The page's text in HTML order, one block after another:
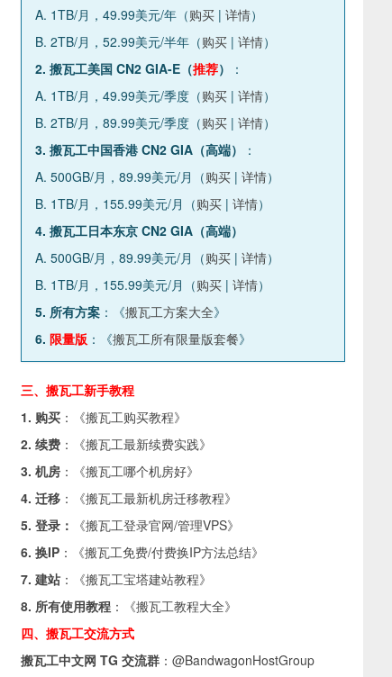
A. 1TB/月，49.99美元/年（购买 | 详情）
B. 2TB/月，52.99美元/半年（购买 | 详情）
2. 搬瓦工美国 CN2 GIA-E（推荐）
：
A. 1TB/月，49.99美元/季度（购买 | 详情）
B. 2TB/月，89.99美元/季度（购买 | 详情）
3. 搬瓦工中国香港 CN2 GIA（高端）
：
A. 500GB/月，89.99美元/月（购买 | 详情）
B. 1TB/月，155.99美元/月（购买 | 详情）
4. 搬瓦工日本东京 CN2 GIA（高端）
A. 500GB/月，89.99美元/月（购买 | 详情）
B. 1TB/月，155.99美元/月（购买 | 详情）
5. 所有方案 ：《搬瓦工方案大全》
6. 限量版 ：《搬瓦工所有限量版套餐》
三、搬瓦工新手教程
1. 购买 ：《搬瓦工购买教程》
2. 续费 ：《搬瓦工最新续费实践》
3. 机房 ：《搬瓦工哪个机房好》
4. 迁移 ：《搬瓦工最新机房迁移教程》
5. 登录：
《搬瓦工登录官网/管理VPS》
6. 换IP ：《搬瓦工免费/付费换IP方法总结》
7. 建站 ：《搬瓦工宝塔建站教程》
8. 所有使用教程 ：《搬瓦工教程大全》
四、搬瓦工交流方式
搬瓦工中文网 TG 交流群 ： @BandwagonHostGroup